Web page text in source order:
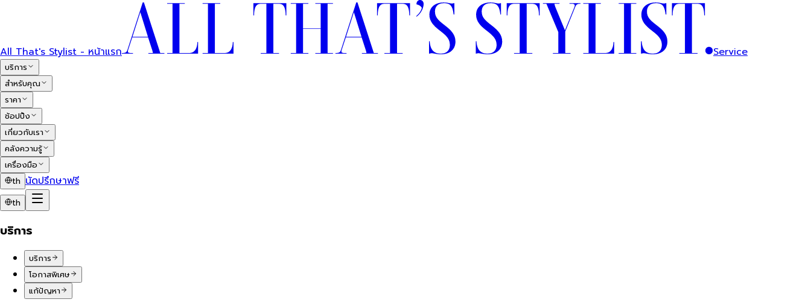
All That's Stylist - หน้าแรก Service
บริการ
สำหรับคุณ
ราคา
ช้อปปิ้ง
เกี่ยวกับเรา
คลังความรู้
เครื่องมือ
th นัดปรึกษาฟรี
th
บริการ
บริการ
โอกาสพิเศษ
แก้ปัญหา